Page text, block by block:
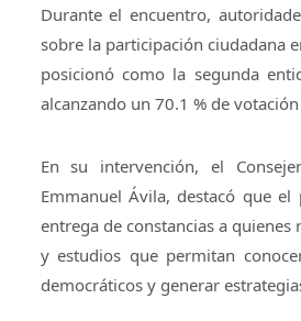
Durante el encuentro,
sobre la participación ciudadana
posicionó como la segunda
alcanzando un 70.1 % de
En su intervención, el
Emmanuel Ávila, destacó que
entrega de constancias a
y estudios que permitan
democráticos y generar